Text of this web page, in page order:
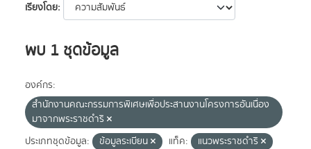
เรียงโดย
พบ 1 ชุดข้อมูล
องค์กร:
สำนักงานคณะกรรมการพิเศษเพื่อประสานงานโครงการอันเนื่อง
มาจากพระราชดำริ
ประเภทชุดข้อมูล:
ข้อมูลระเบียน แท็ค:
แนวพระราชดำริ